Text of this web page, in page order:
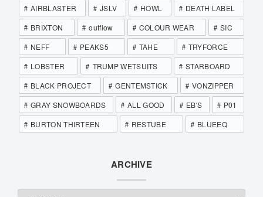
AIRBLASTER
JSLV HOWL
DEATH LABEL
BRIXTON
outflow COLOUR WEAR
SIC
NEFF
PEAKS5 TAHE
TRYFORCE
LOBSTER
TRUMP WETSUITS
STARBOARD
BLACK PROJECT
GENTEMSTICK
VONZIPPER
GRAY SNOWBOARDS
ALL GOOD EB'S
P01
BURTON THIRTEEN
RESTUBE BLUEEQ
ARCHIVE